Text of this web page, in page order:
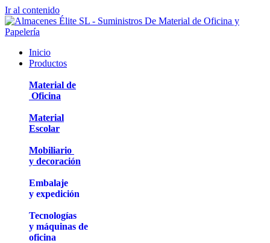
Ir al contenido
Inicio
Productos
Material de
Oficina
Material
Escolar
Mobiliario
y decoración
Embalaje
y expedición
Tecnologías
y máquinas de
oficina